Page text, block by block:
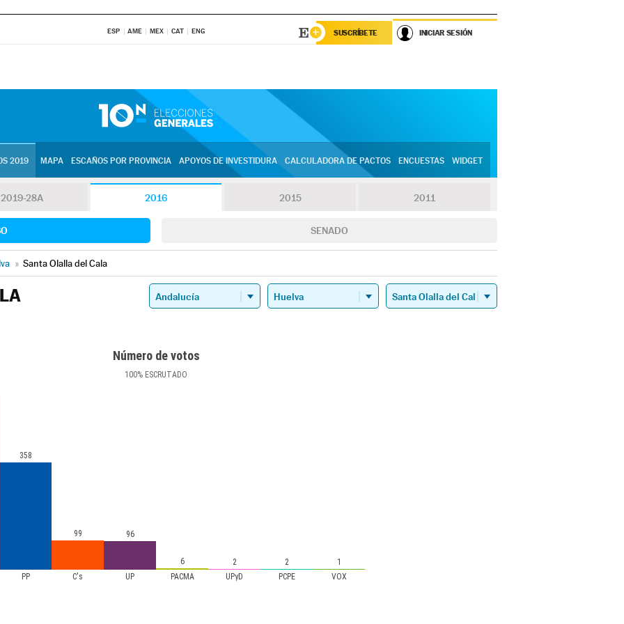
ESP AME MEX CAT ENG SUSCRÍBETE INICIAR SESIÓN
2019 MAPA ESCAÑOS POR PROVINCIA APOYOS DE INVESTIDURA CALCULADORA DE PACTOS ENCUESTAS WIDGET
2019-28A 2016 2015 2011
SENADO
» Santa Olalla del Cala
Número de votos
100% ESCRUTADO
PP C's UP PACMA UPyD PCPE VOX
358
99 96
6 2 2 1